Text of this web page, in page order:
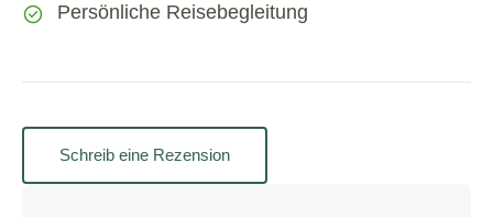
Persönliche Reisebegleitung
Schreib eine Rezension